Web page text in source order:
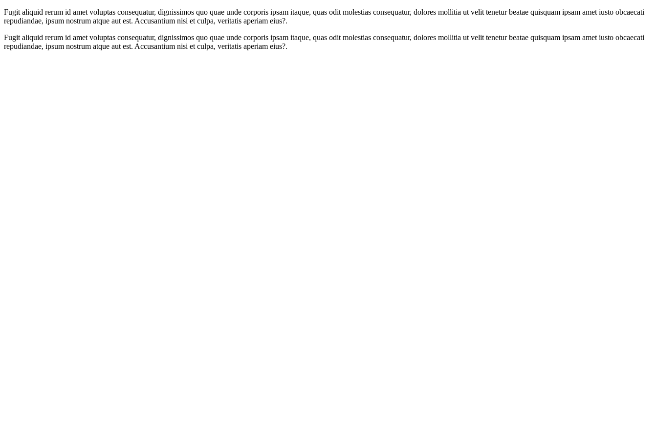
Fugit aliquid rerum id amet voluptas consequatur, dignissimos quo quae unde corporis ipsam itaque, quas odit molestias consequatur, dolores mollitia ut velit tenetur beatae quisquam ipsam amet iusto obcaecati
repudiandae, ipsum nostrum atque aut est. Accusantium nisi et culpa, veritatis aperiam eius?.
Fugit aliquid rerum id amet voluptas consequatur, dignissimos quo quae unde corporis ipsam itaque, quas odit molestias consequatur, dolores mollitia ut velit tenetur beatae quisquam ipsam amet iusto obcaecati
repudiandae, ipsum nostrum atque aut est. Accusantium nisi et culpa, veritatis aperiam eius?.